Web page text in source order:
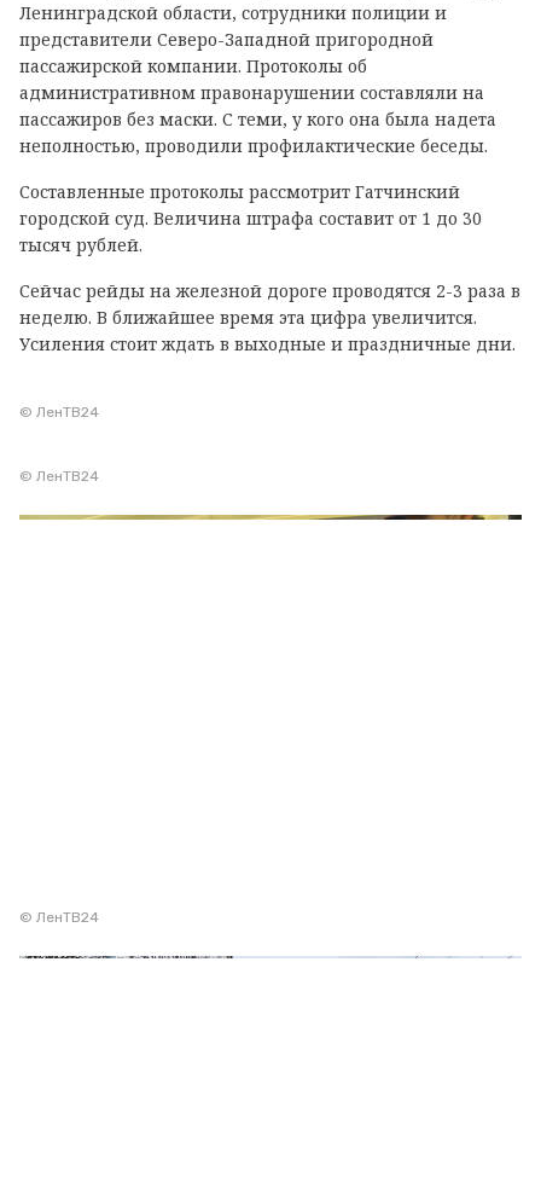
Ленинградской области, сотрудники полиции и
представители Северо-Западной пригородной
пассажирской компании. Протоколы об
административном правонарушении составляли на
пассажиров без маски. С теми, у кого она была надета
неполностью, проводили профилактические беседы.
Составленные протоколы рассмотрит Гатчинский
городской суд. Величина штрафа составит от 1 до 30
тысяч рублей.
Сейчас рейды на железной дороге проводятся 2-3 раза в
неделю. В ближайшее время эта цифра увеличится.
Усиления стоит ждать в выходные и праздничные дни.
© ЛенТВ24
© ЛенТВ24
© ЛенТВ24